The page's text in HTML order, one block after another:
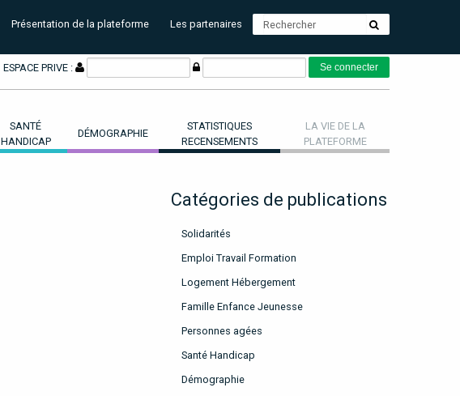
Présentation de la plateforme Les partenaires
ESPACE PRIVE :
SANTÉ
HANDICAP
DÉMOGRAPHIE
STATISTIQUES
RECENSEMENTS
LA VIE DE LA
PLATEFORME
Catégories de publications
Solidarités
Emploi Travail Formation
Logement Hébergement
Famille Enfance Jeunesse
Personnes agées
Santé Handicap
Démographie